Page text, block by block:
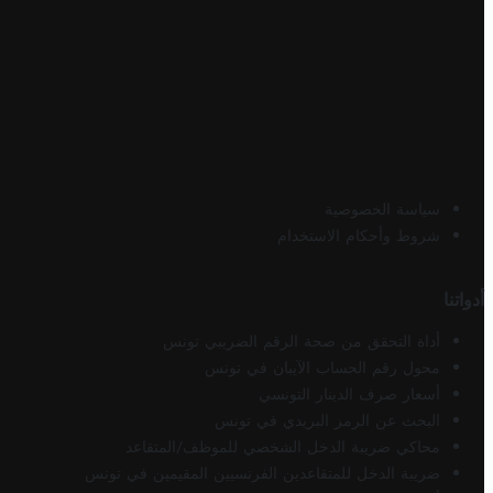
سياسة الخصوصية
شروط وأحكام الاستخدام
أدواتنا
أداة التحقق من صحة الرقم الضريبي تونس
محول رقم الحساب الآيبان في تونس
أسعار صرف الدينار التونسي
البحث عن الرمز البريدي في تونس
محاكي ضريبة الدخل الشخصي للموظف/المتقاعد
ضريبة الدخل للمتقاعدين الفرنسيين المقيمين في تونس